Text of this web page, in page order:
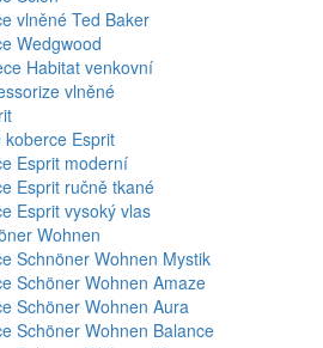
vlněné Ted Baker
Wedgwood
Habitat venkovní
vlněné
koberce Esprit
Esprit moderní
Esprit ručně tkané
Esprit vysoký vlas
Wohnen
Schnöner Wohnen Mystik
Schöner Wohnen Amaze
Schöner Wohnen Aura
Schöner Wohnen Balance